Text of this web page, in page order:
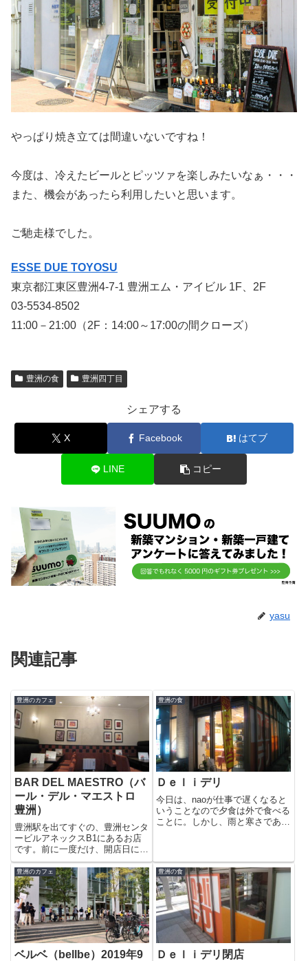
やっぱり焼き立ては間違いないですね！
今度は、冷えたビールとピッツァを楽しみたいなぁ・・・
また、機会があったら利用したいと思います。
ご馳走様でした。
ESSE DUE TOYOSU
東京都江東区豊洲4-7-1 豊洲エム・アイビル 1F、2F
03-5534-8502
11:00－21:00（2F：14:00～17:00の間クローズ）
豊洲の食 豊洲四丁目
シェアする
X Facebook はてブ
LINE コピー
yasu
関連記事
豊洲のカフェ
BAR DEL MAESTRO（バ
ール・デル・マエストロ
豊洲）
豊洲駅を出てすぐの、豊洲センタ
ービルアネックスB1にあるお店
です。前に一度だけ、開店日に行
った事があります。今日はお茶で
もしようかなという時に、店頭の
ドルチェセット（650円）が目に
止まったので入ってみました。開
店当日はすごく混んでいて、お...
豊洲の食
Ｄｅｌｉデリ
今日は、naoが仕事で遅くなると
いうことなので夕食は外で食べる
ことに。しかし、雨と寒さであま
た。豊洲に3年も住んでますがコ
コで購入するのは始めてかも。...
豊洲のカフェ
ベルベ（bellbe）2019年9
豊洲の食
Ｄｅｌｉデリ閉店